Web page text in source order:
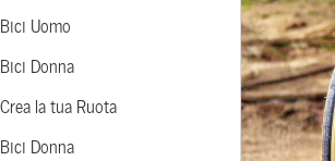
Bici Uomo
Bici Donna
Crea la tua Ruota
Bici Donna